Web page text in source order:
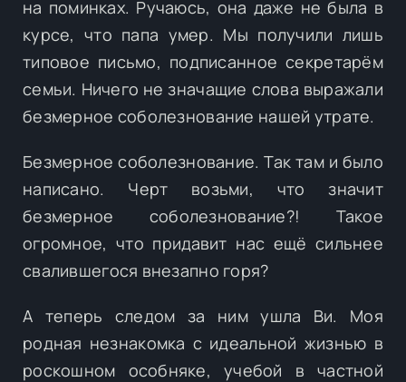
на поминках. Ручаюсь, она даже не была в
курсе, что папа умер. Мы получили лишь
типовое письмо, подписанное секретарём
семьи. Ничего не значащие слова выражали
безмерное соболезнование нашей утрате.
Безмерное соболезнование. Так там и было
написано. Черт возьми, что значит
безмерное соболезнование?! Такое
огромное, что придавит нас ещё сильнее
свалившегося внезапно горя?
А теперь следом за ним ушла Ви. Моя
родная незнакомка с идеальной жизнью в
роскошном особняке, учебой в частной